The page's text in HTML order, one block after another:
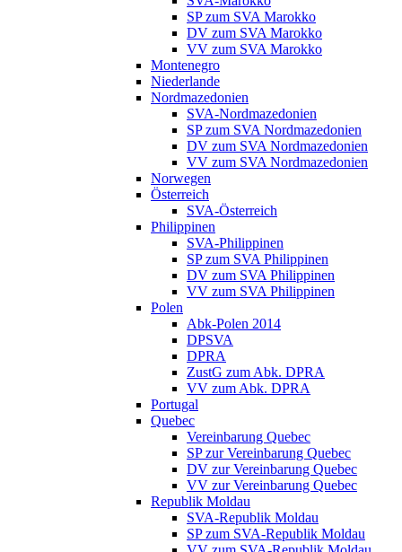
SP zum SVA Marokko
DV zum SVA Marokko
VV zum SVA Marokko
Montenegro
Niederlande
Nordmazedonien
SVA-Nordmazedonien
SP zum SVA Nordmazedonien
DV zum SVA Nordmazedonien
VV zum SVA Nordmazedonien
Norwegen
Österreich
SVA-Österreich
Philippinen
SVA-Philippinen
SP zum SVA Philippinen
DV zum SVA Philippinen
VV zum SVA Philippinen
Polen
Abk-Polen 2014
DPSVA
DPRA
ZustG zum Abk. DPRA
VV zum Abk. DPRA
Portugal
Quebec
Vereinbarung Quebec
SP zur Vereinbarung Quebec
DV zur Vereinbarung Quebec
VV zur Vereinbarung Quebec
Republik Moldau
SVA-Republik Moldau
SP zum SVA-Republik Moldau